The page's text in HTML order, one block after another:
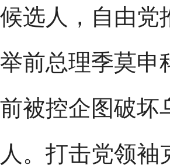
候选人，自由党
举前总理季莫申
前被控企图破坏
人。打击党领袖